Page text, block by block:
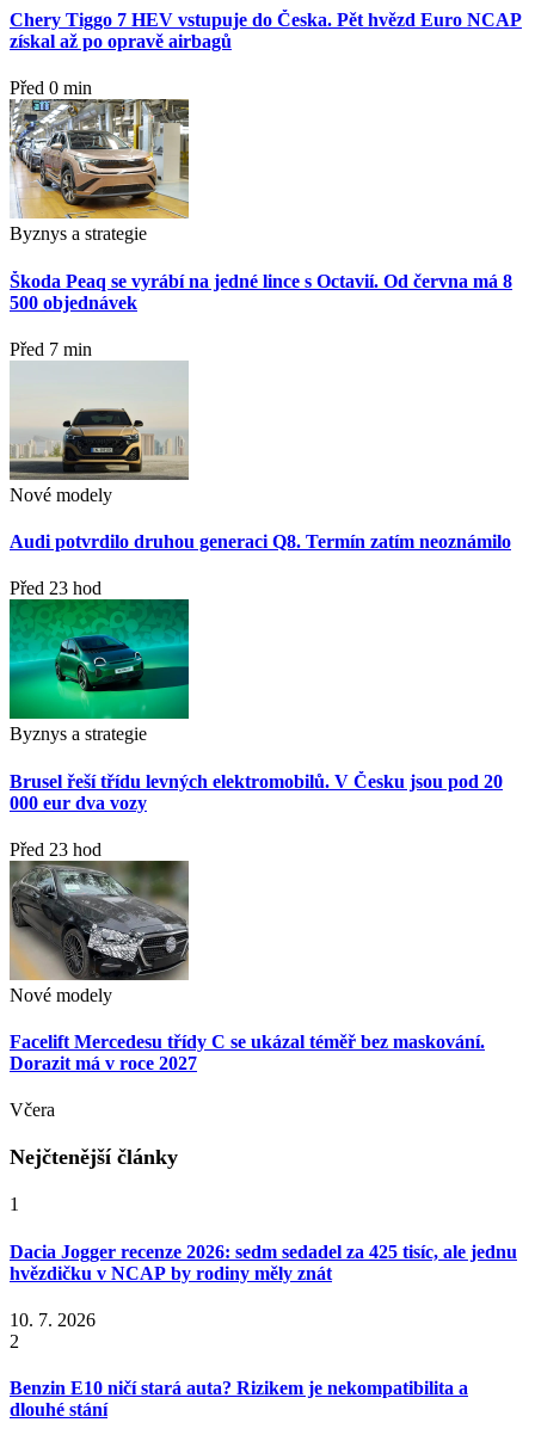
Chery Tiggo 7 HEV vstupuje do Česka. Pět hvězd Euro NCAP
získal až po opravě airbagů
Před 0 min
Byznys a strategie
Škoda Peaq se vyrábí na jedné lince s Octavií. Od června má 8
500 objednávek
Před 7 min
Nové modely
Audi potvrdilo druhou generaci Q8. Termín zatím neoznámilo
Před 23 hod
Byznys a strategie
Brusel řeší třídu levných elektromobilů. V Česku jsou pod 20
000 eur dva vozy
Před 23 hod
Nové modely
Facelift Mercedesu třídy C se ukázal téměř bez maskování.
Dorazit má v roce 2027
Včera
Nejčtenější články
1
Dacia Jogger recenze 2026: sedm sedadel za 425 tisíc, ale jednu
hvězdičku v NCAP by rodiny měly znát
10. 7. 2026
2
Benzin E10 ničí stará auta? Rizikem je nekompatibilita a
dlouhé stání